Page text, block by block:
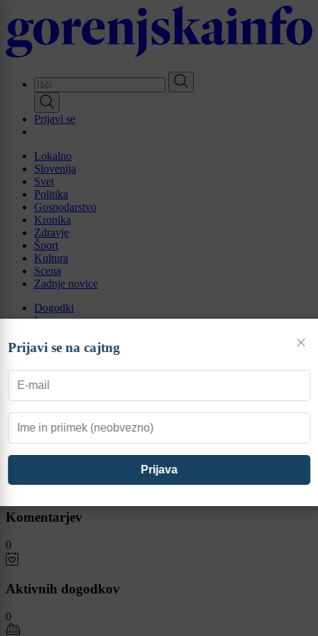
to
main
content
Prijavi se
Lokalno
Slovenija
Svet
Politika
Gospodarstvo
Kronika
Zdravje
Šport
Kultura
Scena
Zadnje novice
Dogodki
Igre
Mali oglasi
gregor1
Ocena
Komentarjev
0
Aktivnih dogodkov
0
×
Prijavi se na cajtng